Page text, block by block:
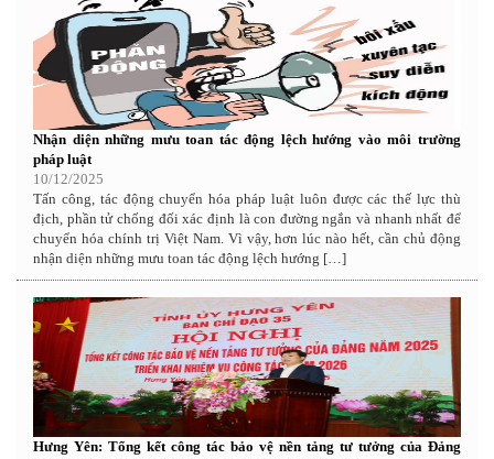
Nhận diện những mưu toan tác động lệch hướng vào môi trường
pháp luật
10/12/2025
Tấn công, tác động chuyển hóa pháp luật luôn được các thế lực thù
địch, phần tử chống đối xác định là con đường ngắn và nhanh nhất để
chuyển hóa chính trị Việt Nam. Vì vậy, hơn lúc nào hết, cần chủ động
nhận diện những mưu toan tác động lệch hướng […]
Hưng Yên: Tổng kết công tác bảo vệ nền tảng tư tưởng của Đảng